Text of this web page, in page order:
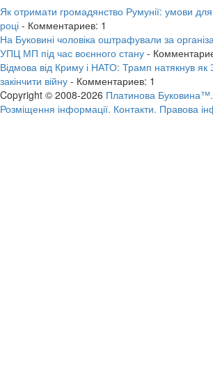
Як отримати громадянство Румунії: умови
році - Комментариев: 1
На Буковині чоловіка оштрафували за
УПЦ МП під час воєнного стану -
Відмова від Криму і НАТО: Трамп натякнув
закінчити війну - Комментариев: 1
Copyright © 2008-2026 Платинова Буковина™.
Розміщення інформації. Контакти. Правова